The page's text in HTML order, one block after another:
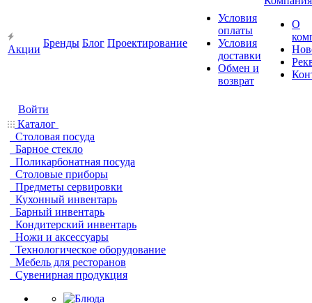
Акции
Бренды Блог Проектирование
Условия
оплаты
Условия
доставки
Обмен и
возврат
О
Войти
Каталог
Столовая посуда
Барное стекло
Поликарбонатная посуда
Столовые приборы
Предметы сервировки
Кухонный инвентарь
Барный инвентарь
Кондитерский инвентарь
Ножи и аксессуары
Технологическое оборудование
Мебель для ресторанов
Сувенирная продукция